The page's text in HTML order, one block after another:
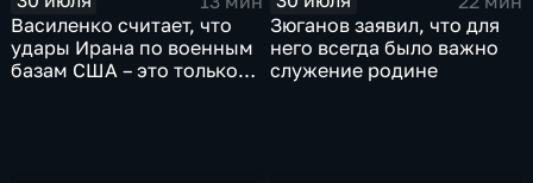
Василенко считает, что
удары Ирана по военным
базам США – это только
Зюганов заявил, что для
него всегда было важно
служение родине